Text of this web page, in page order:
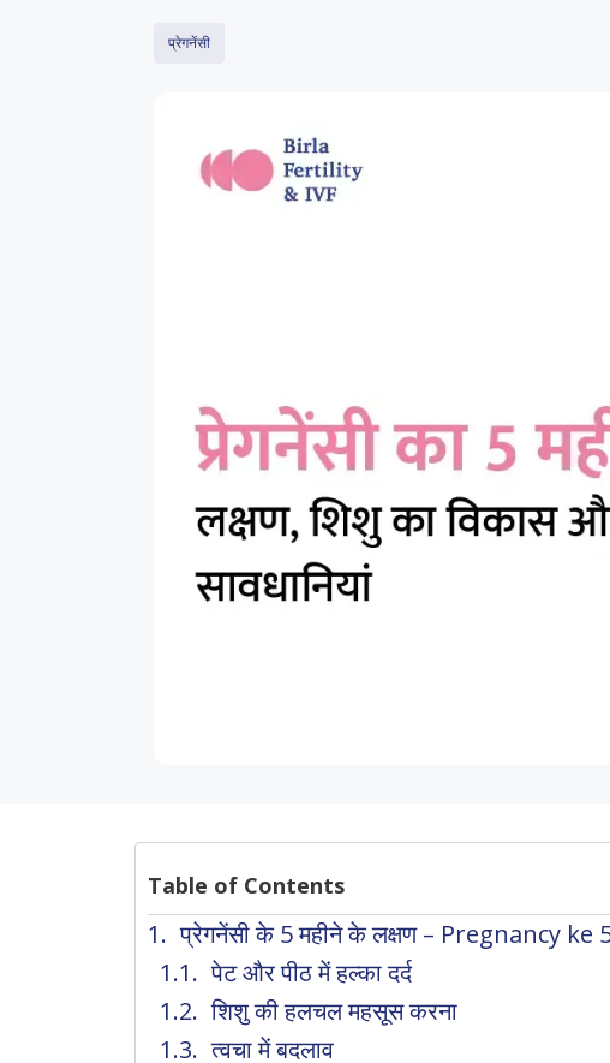
प्रेगनेंसी
Table of Contents
प्रेगनेंसी के 5 महीने के लक्षण – Pregnancy
पेट और पीठ में हल्का दर्द
शिशु की हलचल महसूस करना
त्वचा में बदलाव